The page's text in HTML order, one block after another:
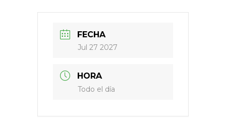
FECHA
Jul 27 2027
HORA
Todo el día